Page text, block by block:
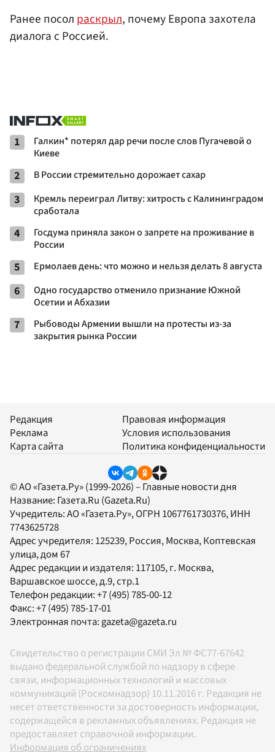
Ранее посол раскрыл, почему Европа захотела
диалога с Россией.
1
Галкин* потерял дар речи после слов Пугачевой о
Киеве
2 В России стремительно дорожает сахар
3
Кремль переиграл Литву: хитрость с Калининградом
сработала
4
Госдума приняла закон о запрете на проживание в
России
5 Ермолаев день: что можно и нельзя делать 8 августа
6
Одно государство отменило признание Южной
Осетии и Абхазии
7
Рыбоводы Армении вышли на протесты из-за
закрытия рынка России
Редакция
Реклама
Карта сайта
Правовая информация
Условия использования
Политика конфиденциальности
© АО «Газета.Ру» (1999-2026) – Главные новости дня
Название: Газета.Ru (Gazeta.Ru)
Учредитель:АО «Газета.Ру», ОГРН 1067761730376, ИНН
7743625728
Адрес учредителя: 125239, Россия, Москва, Коптевская
улица, дом 67
Адрес редакции и издателя: 117105, г. Москва,
Варшавское шоссе, д.9, стр.1
Телефон редакции:+7 (495) 785-00-12
Факс:+7 (495) 785-17-01
Электронная почта: gazeta@gazeta.ru
Свидетельство о регистрации СМИ Эл № ФС77-67642
выдано федеральной службой по надзору в сфере
связи, информационных технологий и массовых
коммуникаций (Роскомнадзор) 10.11.2016 г. Редакция не
несет ответственности за достоверность информации,
содержащейся в рекламных объявлениях. Редакция не
предоставляет справочной информации.
Информация об ограничениях